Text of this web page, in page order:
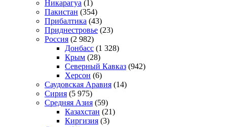
Никарагуа (1)
Пакистан (354)
Прибалтика (43)
Приднестровье (23)
Россия (2 982)
Донбасс (1 328)
Крым (28)
Северный Кавказ (942)
Херсон (6)
Саудовская Аравия (14)
Сирия (5 975)
Средняя Азия (59)
Казахстан (21)
Киргизия (3)